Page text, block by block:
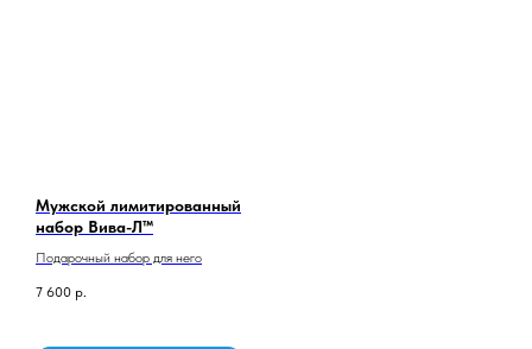
Мужской лимитированный
набор Вива-Л™
Подарочный набор для него
7 600 р.